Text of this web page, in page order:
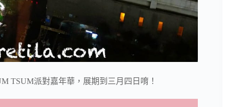
TSUM派對嘉年華，展期到三月四日唷！